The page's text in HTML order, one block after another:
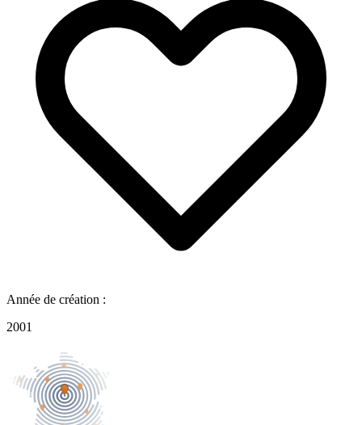
Année de création :
2001